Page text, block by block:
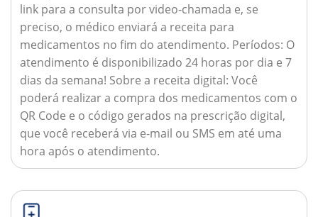
link para a consulta por video-chamada e, se
preciso, o médico enviará a receita para
medicamentos no fim do atendimento. Períodos: O
atendimento é disponibilizado 24 horas por dia e 7
dias da semana! Sobre a receita digital: Você
poderá realizar a compra dos medicamentos com o
QR Code e o código gerados na prescrição digital,
que você receberá via e-mail ou SMS em até uma
hora após o atendimento.